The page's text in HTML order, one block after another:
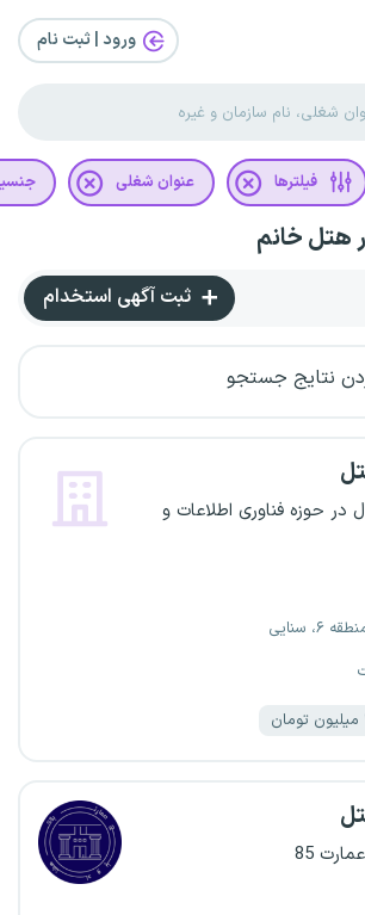
ورود | ثبت‌ نام
فیلترها عنوان شغلی
هتل خانم
ثبت آگهی استخدام
نتایج جستجو
در حوزه فناوری اطلاعات و
۶، سنایی
85